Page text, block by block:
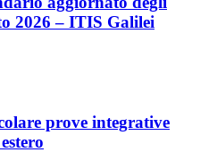
2026 – ITIS Galilei
prove integrative